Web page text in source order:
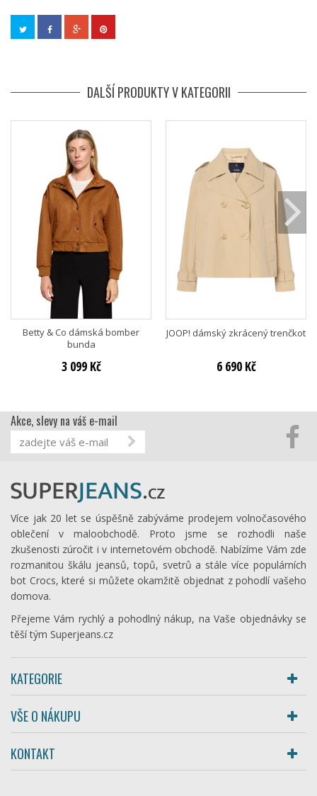
DALŠÍ PRODUKTY V KATEGORII
Betty & Co dámská bomber
bunda
3 099 Kč
JOOP! dámský zkrácený trenčkot
6 690 Kč
Akce, slevy na váš e-mail
Více jak 20 let se úspěšně zabýváme prodejem volnočasového
oblečení v maloobchodě. Proto jsme se rozhodli naše
zkušenosti zúročit i v internetovém obchodě. Nabízíme Vám zde
rozmanitou škálu jeansů, topů, svetrů a stále více populárních
bot Crocs, které si můžete okamžitě objednat z pohodlí vašeho
domova.
Přejeme Vám rychlý a pohodlný nákup, na Vaše objednávky se
těší tým Superjeans.cz
KATEGORIE
VŠE O NÁKUPU
KONTAKT